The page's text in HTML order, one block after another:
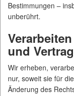
Bestimmungen –
unberührt.
und
Wir erheben,
nur, soweit sie für
Änderung des